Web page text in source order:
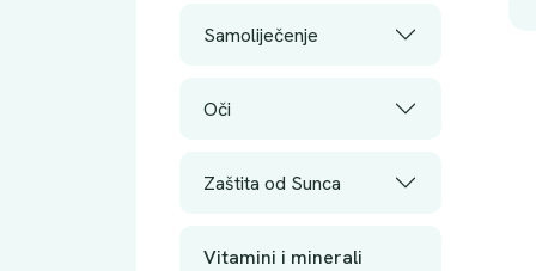
Samoliječenje
Oči
Zaštita od Sunca
Vitamini i minerali